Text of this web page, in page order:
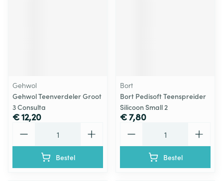
Gehwol
Gehwol Teenverdeler Groot
3 Consulta
€ 12,20
Bestel
Bort
Bort Pedisoft Teenspreider
Silicoon Small 2
€ 7,80
Bestel